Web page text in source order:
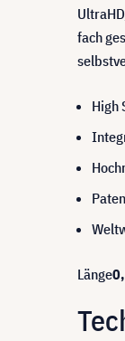
fach
High
Länge